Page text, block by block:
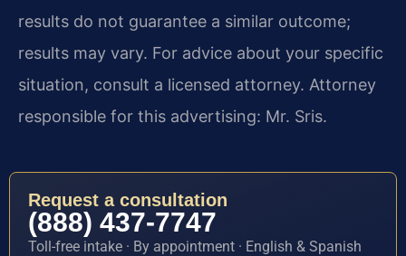
results do not guarantee a similar outcome;
results may vary. For advice about your specific
situation, consult a licensed attorney. Attorney
responsible for this advertising: Mr. Sris.
Request a consultation
(888) 437-7747
Toll-free intake · By appointment · English & Spanish